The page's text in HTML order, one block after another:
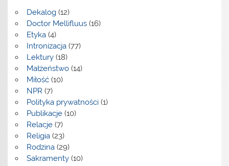
Dekalog(12)
Doctor Mellifluus(16)
Etyka(4)
Intronizacja(77)
Lektury(18)
Małżeństwo(14)
Miłość(10)
NPR (7)
Polityka prywatności(1)
Publikacje(10)
Relacje(7)
Religia(23)
Rodzina(29)
Sakramenty(10)